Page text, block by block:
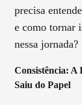
precisa
e como tornar
nessa jornada?
Consistência: A
Saiu do Papel